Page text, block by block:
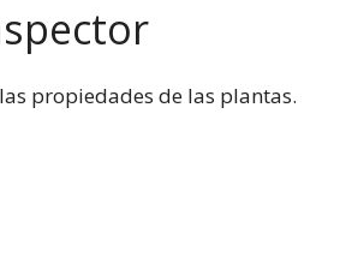
propiedades de las plantas.